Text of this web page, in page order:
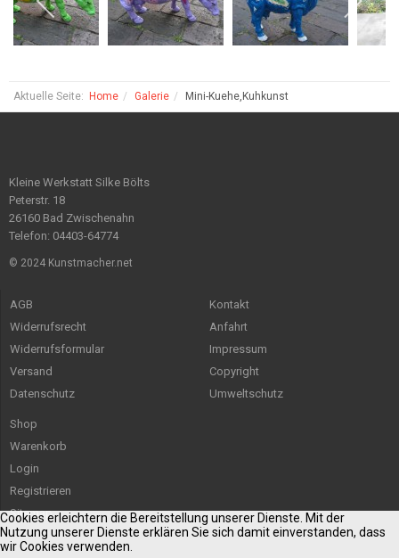
Aktuelle Seite: Home Galerie Mini-Kuehe,Kuhkunst
Kleine Werkstatt Silke Bölts
Peterstr. 18
26160 Bad Zwischenahn
Telefon: 04403-64774
© 2024 Kunstmacher.net
AGB
Widerrufsrecht
Widerrufsformular
Versand
Datenschutz
Kontakt
Anfahrt
Impressum
Copyright
Umweltschutz
Shop
Warenkorb
Login
Registrieren
Sitemap
Cookies erleichtern die Bereitstellung unserer Dienste. Mit der
Nutzung unserer Dienste erklären Sie sich damit einverstanden, dass
wir Cookies verwenden.